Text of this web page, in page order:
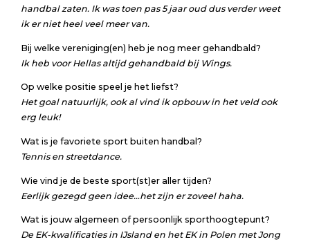
handbal zaten. Ik was toen pas 5 jaar oud dus verder weet
ik er niet heel veel meer van.
Bij welke vereniging(en) heb je nog meer gehandbald?
Ik heb voor Hellas altijd gehandbald bij Wings.
Op welke positie speel je het liefst?
Het goal natuurlijk, ook al vind ik opbouw in het veld ook
erg leuk!
Wat is je favoriete sport buiten handbal?
Tennis en streetdance.
Wie vind je de beste sport(st)er aller tijden?
Eerlijk gezegd geen idee…het zijn er zoveel haha.
Wat is jouw algemeen of persoonlijk sporthoogtepunt?
De EK-kwalificaties in IJsland en het EK in Polen met Jong